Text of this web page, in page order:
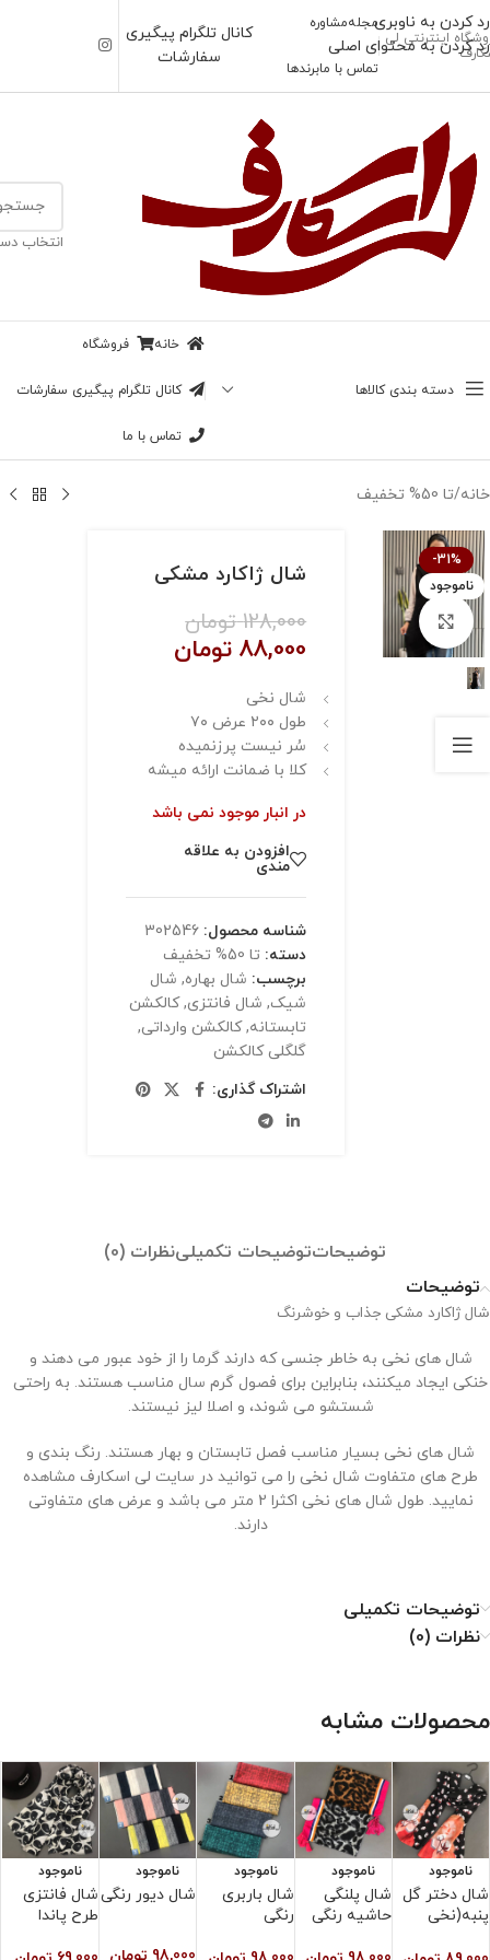
رد کردن به ناوبری
رد کردن به محتوای اصلی
اینترنتی لی
مجلهمشاوره
تماس با مابرندها
کانال تلگرام پیگیری
سفارشات
انتخاب
دسته بندی کالاها
خانه فروشگاه
کانال تلگرام پیگیری سفارشات
تماس با ما
خانه/تا 50% تخفیف
-31%
ناموجود
بزرگنمایی تصویر
شال ژاکارد مشکی
128,000 تومان
88,000 تومان
شال نخی
طول ٢٠٠ عرض ٧٠
سُر نیست پرزنمیده
کلا با ضمانت ارائه میشه
در انبار موجود نمی باشد
افزودن به علاقه
مندی
شناسه محصول: 302546
دسته: تا 50% تخفیف
برچسب: شال بهاره, شال
شیک, شال فانتزی, کالکشن
تابستانه, کالکشن وارداتی,
گلگلی کالکشن
اشتراک گذاری:
توضیحاتتوضیحات تکمیلینظرات (0)
توضیحات
شال ژاکارد مشکی جذاب و خوشرنگ
شال های نخی به خاطر جنسی که دارند گرما را از خود عبور می دهند و
خنکی ایجاد میکنند، بنابراین برای فصول گرم سال مناسب هستند. به راحتی
شستشو می شوند، و اصلا لیز نیستند.
شال های نخی بسیار مناسب فصل تابستان و بهار هستند. رنگ بندی و
طرح های متفاوت شال نخی را می توانید در سایت لی اسکارف مشاهده
نمایید. طول شال های نخی اکثرا 2 متر می باشد و عرض های متفاوتی
دارند.
نحوه نگهداری از شال نخی
۳. از خشک کن استفاده نشود.
توضیحات تکمیلی
نظرات (0)
محصولات مشابه
ناموجود
شال دختر گل
پنبه(نخی
ناموجود
شال پلنگی
حاشیه رنگی
ناموجود
شال باربری
رنگی
ناموجود
شال دیور رنگی
ناموجود
شال فانتزی
طرح پاندا